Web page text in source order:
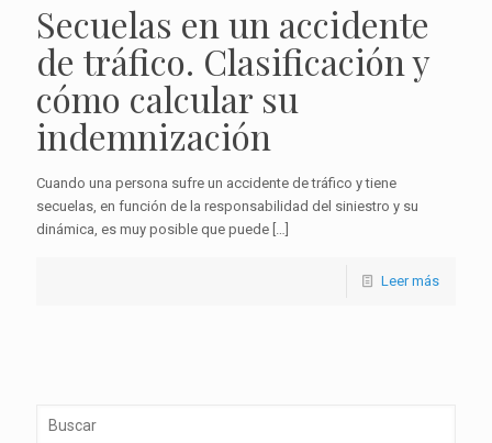
Secuelas en un accidente
de tráfico. Clasificación y
cómo calcular su
indemnización
Cuando una persona sufre un accidente de tráfico y tiene
secuelas, en función de la responsabilidad del siniestro y su
dinámica, es muy posible que puede […]
Leer más